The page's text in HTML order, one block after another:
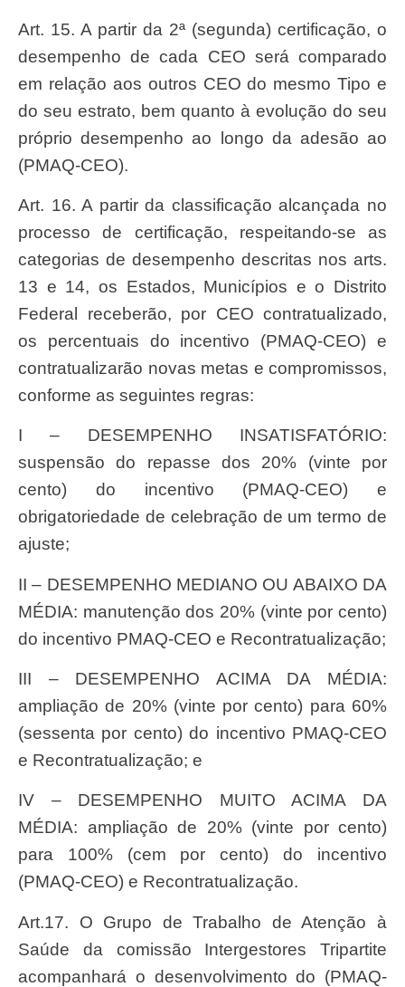
Art. 15. A partir da 2ª (segunda) certificação, o
desempenho de cada CEO será comparado
em relação aos outros CEO do mesmo Tipo e
do seu estrato, bem quanto à evolução do seu
próprio desempenho ao longo da adesão ao
(PMAQ-CEO).
Art. 16. A partir da classificação alcançada no
processo de certificação, respeitando-se as
categorias de desempenho descritas nos arts.
13 e 14, os Estados, Municípios e o Distrito
Federal receberão, por CEO contratualizado,
os percentuais do incentivo (PMAQ-CEO) e
contratualizarão novas metas e compromissos,
conforme as seguintes regras:
I – DESEMPENHO INSATISFATÓRIO:
suspensão do repasse dos 20% (vinte por
cento) do incentivo (PMAQ-CEO) e
obrigatoriedade de celebração de um termo de
ajuste;
II – DESEMPENHO MEDIANO OU ABAIXO DA
MÉDIA: manutenção dos 20% (vinte por cento)
do incentivo PMAQ-CEO e Recontratualização;
III – DESEMPENHO ACIMA DA MÉDIA:
ampliação de 20% (vinte por cento) para 60%
(sessenta por cento) do incentivo PMAQ-CEO
e Recontratualização; e
IV – DESEMPENHO MUITO ACIMA DA
MÉDIA: ampliação de 20% (vinte por cento)
para 100% (cem por cento) do incentivo
(PMAQ-CEO) e Recontratualização.
Art.17. O Grupo de Trabalho de Atenção à
Saúde da comissão Intergestores Tripartite
acompanhará o desenvolvimento do (PMAQ-